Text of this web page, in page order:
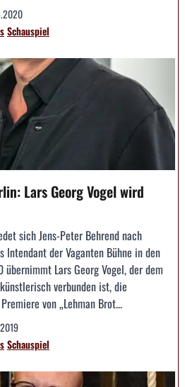
Schauspiel
Lars Georg Vogel wird
sich Jens-Peter Behrend nach
der Vaganten Bühne in den
übernimmt Lars Georg Vogel, der dem
verbunden ist, die
von „Lehman Brot...
Schauspiel